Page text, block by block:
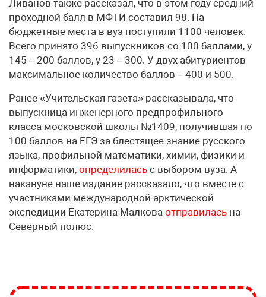
Ливанов также рассказал, что в этом году средний
проходной балл в МФТИ составил 98. На
бюджетные места в вуз поступили 1100 человек.
Всего принято 396 выпускников со 100 баллами, у
145 – 200 баллов, у 23 – 300. У двух абитуриентов
максимальное количество баллов – 400 и 500.
Ранее «Учительская газета» рассказывала, что
выпускница инженерного предпрофильного
класса московской школы №1409, получившая по
100 баллов на ЕГЭ за блестящее знание русского
языка, профильной математики, химии, физики и
информатики, определилась с выбором вуза. А
накануне наше издание рассказало, что вместе с
участниками международной арктической
экспедиции Екатерина Малкова отправилась на
Северный полюс.